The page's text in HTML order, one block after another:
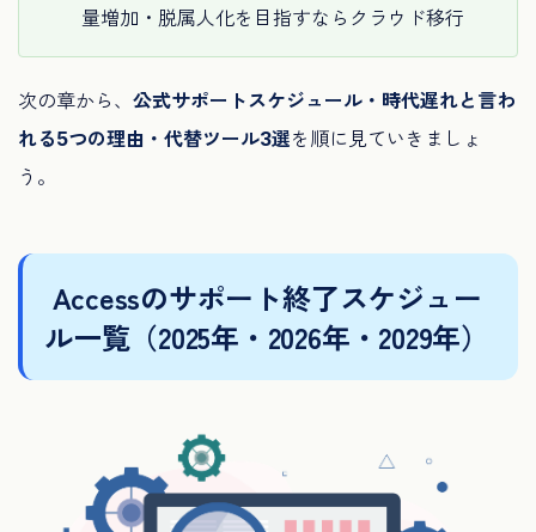
量増加・脱属人化を目指すならクラウド移行
次の章から、 公式サポートスケジュール・時代遅れと言わ
れる5つの理由・代替ツール3選を順に見ていきましょ
う。
Accessのサポート終了スケジュー
ル一覧（2025年・2026年・2029年）